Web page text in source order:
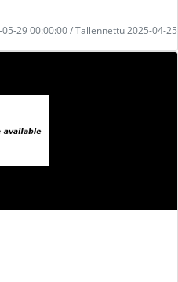
05-29 00:00:00 / Tallennettu 2025-04-25